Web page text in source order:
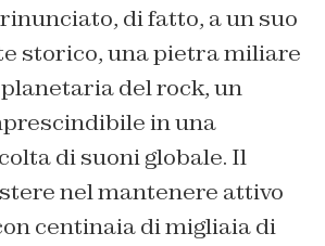
di fatto, a un suo
storico, una pietra miliare
del rock, un
in una
di suoni globale. Il
nel mantenere attivo
centinaia di migliaia di